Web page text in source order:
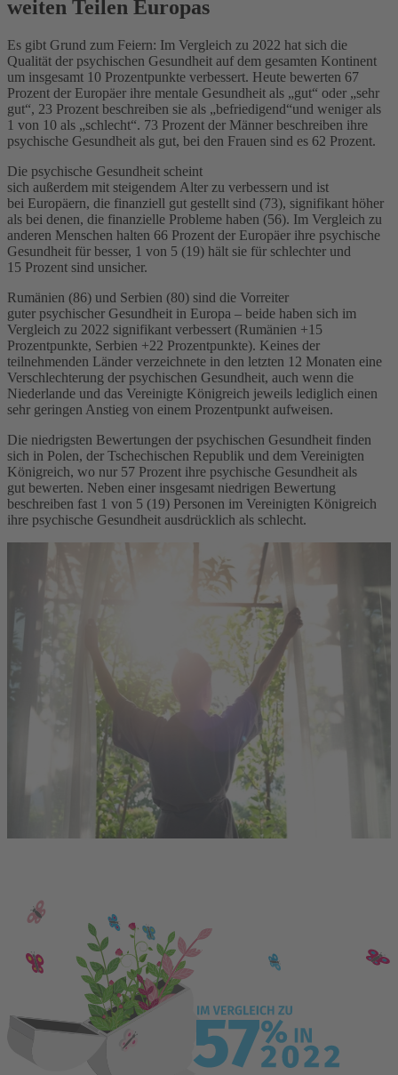
weiten Teilen Europas
Es gibt Grund zum Feiern: Im Vergleich zu 2022 hat sich die
Qualität der psychischen Gesundheit auf dem gesamten Kontinent
um insgesamt 10 Prozentpunkte verbessert. Heute bewerten 67
Prozent der Europäer ihre mentale Gesundheit als „gut“ oder „sehr
gut“, 23 Prozent beschreiben sie als „befriedigend“und weniger als
1 von 10 als „schlecht“. 73 Prozent der Männer beschreiben ihre
psychische Gesundheit als gut, bei den Frauen sind es 62 Prozent.
Die psychische Gesundheit scheint
sich außerdem mit steigendem Alter zu verbessern und ist
bei Europäern, die finanziell gut gestellt sind (73), signifikant höher
als bei denen, die finanzielle Probleme haben (56). Im Vergleich zu
anderen Menschen halten 66 Prozent der Europäer ihre psychische
Gesundheit für besser, 1 von 5 (19) hält sie für schlechter und
15 Prozent sind unsicher.
Rumänien (86) und Serbien (80) sind die Vorreiter
guter psychischer Gesundheit in Europa – beide haben sich im
Vergleich zu 2022 signifikant verbessert (Rumänien +15
Prozentpunkte, Serbien +22 Prozentpunkte). Keines der
teilnehmenden Länder verzeichnete in den letzten 12 Monaten eine
Verschlechterung der psychischen Gesundheit, auch wenn die
Niederlande und das Vereinigte Königreich jeweils lediglich einen
sehr geringen Anstieg von einem Prozentpunkt aufweisen.
Die niedrigsten Bewertungen der psychischen Gesundheit finden
sich in Polen, der Tschechischen Republik und dem Vereinigten
Königreich, wo nur 57 Prozent ihre psychische Gesundheit als
gut bewerten. Neben einer insgesamt niedrigen Bewertung
beschreiben fast 1 von 5 (19) Personen im Vereinigten Königreich
ihre psychische Gesundheit ausdrücklich als schlecht.